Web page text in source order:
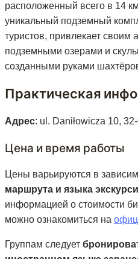
расположенный всего в 14
уникальный подземный
туристов, привлекает своим
подземными озерами и
созданными руками
Практическая
Адрес: ul. Daniłowicza 10,
Цена и время работы
Цены варьируются в
маршрута и языка
информацией о стоимости
можно ознакомиться на
Группам следует